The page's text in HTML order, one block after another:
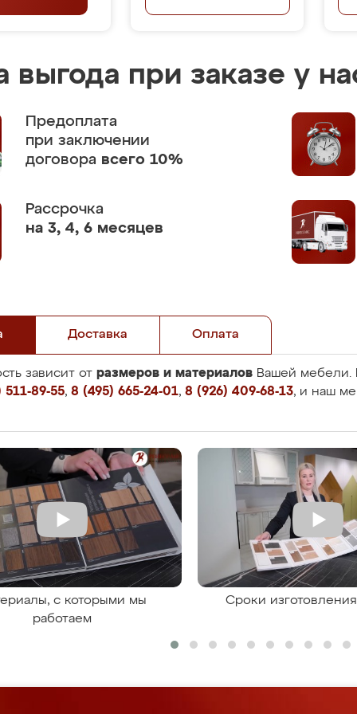
выгода при заказе у
Предоплата
при заключении
договора всего 10%
Рассрочка
на 3, 4, 6 месяцев
Доставка Оплата
зависит от размеров и материалов Вашей мебели.
89-55, 8 (495) 665-24-01, 8 (926) 409-68-13, и наш
с которыми мы
работаем
Сроки